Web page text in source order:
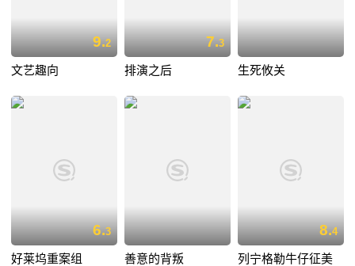
9.2
文艺趣向
7.3
排演之后 生死攸关
6.3
好莱坞重案组 善意的背叛
8.4
列宁格勒牛仔征美